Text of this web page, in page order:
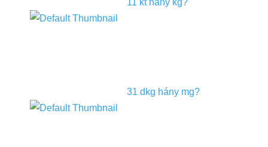
11 kt hány kg?
31 dkg hány mg?